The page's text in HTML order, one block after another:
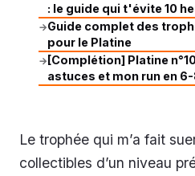
: le guide qui t'évite 10
→Guide complet des
pour le Platine
→ [Complétion] Platine
astuces et mon run en
Le trophée qui m’a fait
collectibles d’un niveau